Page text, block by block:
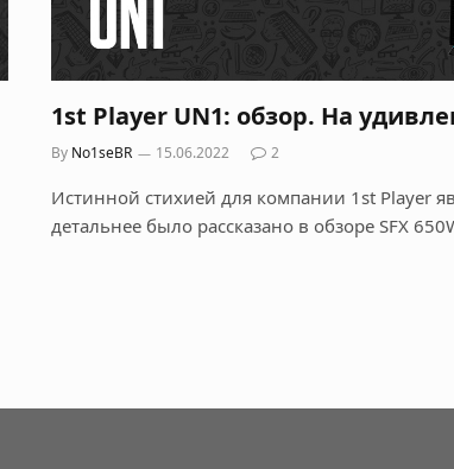
1st Player UN1: обзор. На
By No1seBR 15.06.2022 2
Истинной стихией для компании 1st Player
детальнее было рассказано в обзоре SFX